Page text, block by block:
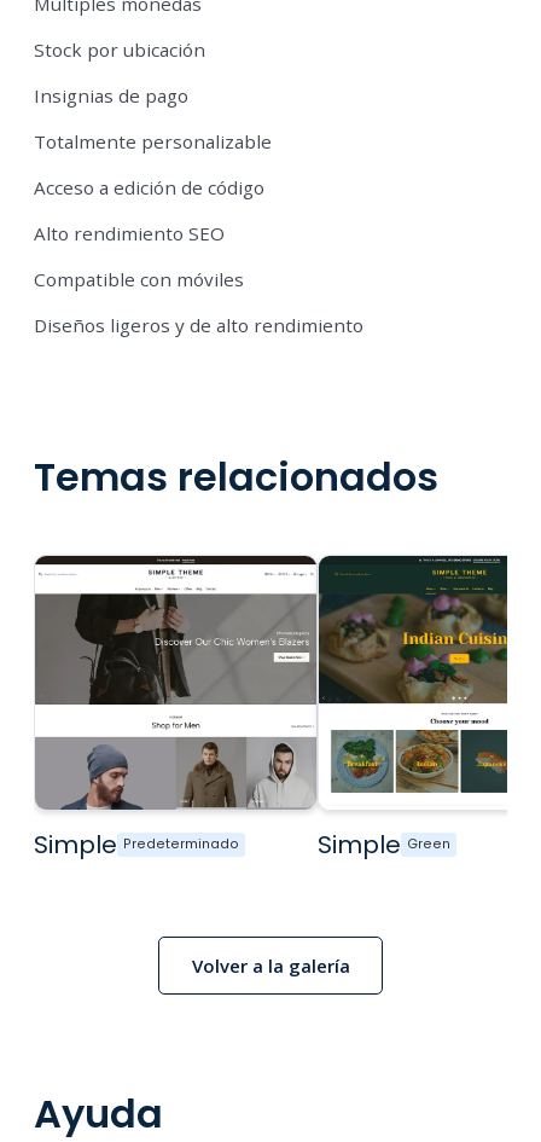
Stock por ubicación
Insignias de pago
Totalmente personalizable
Acceso a edición de código
Alto rendimiento SEO
Compatible con móviles
Diseños ligeros y de alto rendimiento
Temas relacionados
Simple Predeterminado Simple Green
Volver a la galería
Ayuda